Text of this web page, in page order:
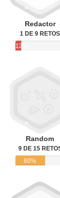
Redactor
1 DE 9 RETOS
12%
Random
9 DE 15
60%